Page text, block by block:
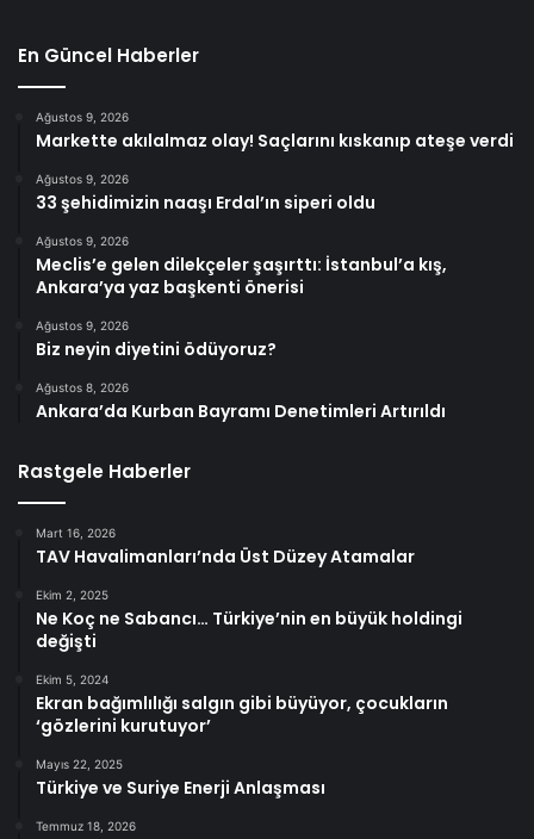
En Güncel Haberler
Ağustos 9, 2026
Markette akılalmaz olay! Saçlarını kıskanıp ateşe verdi
Ağustos 9, 2026
33 şehidimizin naaşı Erdal’ın siperi oldu
Ağustos 9, 2026
Meclis’e gelen dilekçeler şaşırttı: İstanbul’a kış,
Ankara’ya yaz başkenti önerisi
Ağustos 9, 2026
Biz neyin diyetini ödüyoruz?
Ağustos 8, 2026
Ankara’da Kurban Bayramı Denetimleri Artırıldı
Rastgele Haberler
Mart 16, 2026
TAV Havalimanları’nda Üst Düzey Atamalar
Ekim 2, 2025
Ne Koç ne Sabancı… Türkiye’nin en büyük holdingi
değişti
Ekim 5, 2024
Ekran bağımlılığı salgın gibi büyüyor, çocukların
‘gözlerini kurutuyor’
Mayıs 22, 2025
Türkiye ve Suriye Enerji Anlaşması
Temmuz 18, 2026